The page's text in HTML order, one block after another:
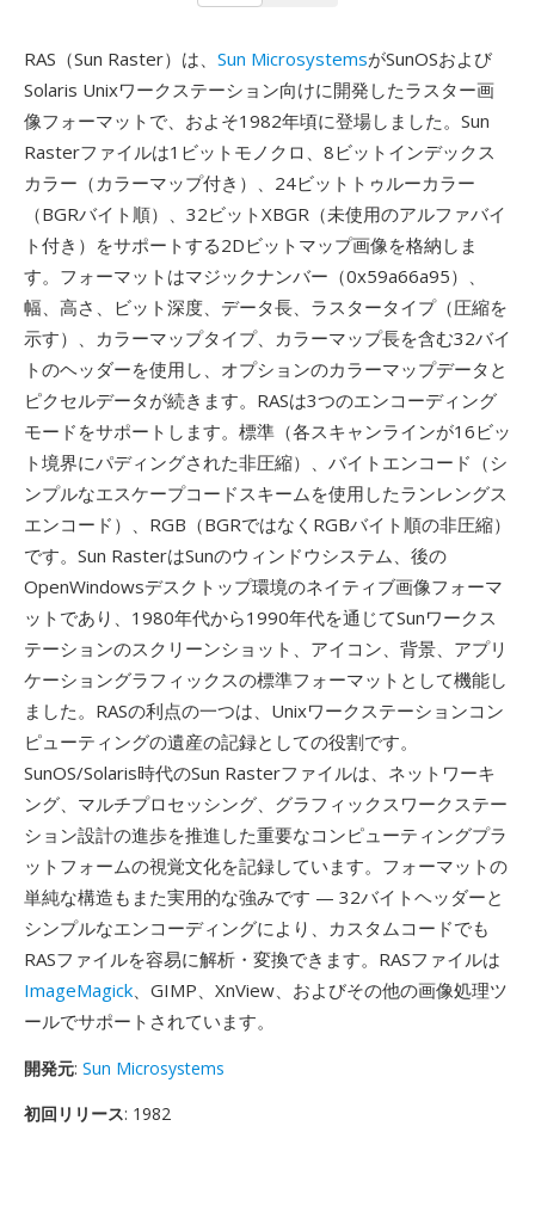
RAS（Sun Raster）は、 Sun MicrosystemsがSunOSおよび
Solaris Unixワークステーション向けに開発したラスター画
像フォーマットで、およそ1982年頃に登場しました。Sun
Rasterファイルは1ビットモノクロ、8ビットインデックス
カラー（カラーマップ付き）、24ビットトゥルーカラー
（BGRバイト順）、32ビットXBGR（未使用のアルファバイ
ト付き）をサポートする2Dビットマップ画像を格納しま
す。フォーマットはマジックナンバー（0x59a66a95）、
幅、高さ、ビット深度、データ長、ラスタータイプ（圧縮を
示す）、カラーマップタイプ、カラーマップ長を含む32バイ
トのヘッダーを使用し、オプションのカラーマップデータと
ピクセルデータが続きます。RASは3つのエンコーディング
モードをサポートします。標準（各スキャンラインが16ビッ
ト境界にパディングされた非圧縮）、バイトエンコード（シ
ンプルなエスケープコードスキームを使用したランレングス
エンコード）、RGB（BGRではなくRGBバイト順の非圧縮）
です。Sun RasterはSunのウィンドウシステム、後の
OpenWindowsデスクトップ環境のネイティブ画像フォーマ
ットであり、1980年代から1990年代を通じてSunワークス
テーションのスクリーンショット、アイコン、背景、アプリ
ケーショングラフィックスの標準フォーマットとして機能し
ました。RASの利点の一つは、Unixワークステーションコン
ピューティングの遺産の記録としての役割です。
SunOS/Solaris時代のSun Rasterファイルは、ネットワーキ
ング、マルチプロセッシング、グラフィックスワークステー
ション設計の進歩を推進した重要なコンピューティングプラ
ットフォームの視覚文化を記録しています。フォーマットの
単純な構造もまた実用的な強みです — 32バイトヘッダーと
シンプルなエンコーディングにより、カスタムコードでも
RASファイルを容易に解析・変換できます。RASファイルは
ImageMagick、GIMP、XnView、およびその他の画像処理ツ
ールでサポートされています。
開発元: Sun Microsystems
初回リリース: 1982